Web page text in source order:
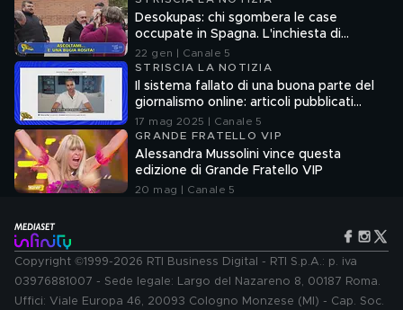
Desokupas: chi sgombera le case
occupate in Spagna. L'inchiesta di
Francesco Mazza
22 gen | Canale 5
STRISCIA LA NOTIZIA
Il sistema fallato di una buona parte del
giornalismo online: articoli pubblicati
senza la verifica delle fonti
17 mag 2025 | Canale 5
GRANDE FRATELLO VIP
Alessandra Mussolini vince questa
edizione di Grande Fratello VIP
20 mag | Canale 5
Copyright ©1999-2026 RTI Business Digital - RTI S.p.A.: p. iva
03976881007 - Sede legale: Largo del Nazareno 8, 00187 Roma.
Uffici: Viale Europa 46, 20093 Cologno Monzese (MI) - Cap. Soc.